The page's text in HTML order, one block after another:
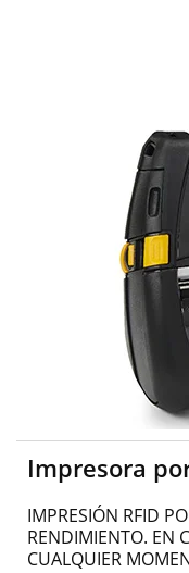
Impresora
IMPRESIÓN RFID
RENDIMIENTO. EN
CUALQUIER